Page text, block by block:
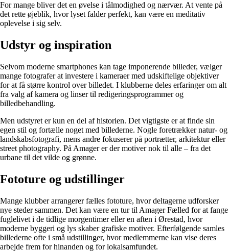
For mange bliver det en øvelse i tålmodighed og nærvær. At vente på
det rette øjeblik, hvor lyset falder perfekt, kan være en meditativ
oplevelse i sig selv.
Udstyr og inspiration
Selvom moderne smartphones kan tage imponerende billeder, vælger
mange fotografer at investere i kameraer med udskiftelige objektiver
for at få større kontrol over billedet. I klubberne deles erfaringer om alt
fra valg af kamera og linser til redigeringsprogrammer og
billedbehandling.
Men udstyret er kun en del af historien. Det vigtigste er at finde sin
egen stil og fortælle noget med billederne. Nogle foretrækker natur- og
landskabsfotografi, mens andre fokuserer på portrætter, arkitektur eller
street photography. På Amager er der motiver nok til alle – fra det
urbane til det vilde og grønne.
Fototure og udstillinger
Mange klubber arrangerer fælles fototure, hvor deltagerne udforsker
nye steder sammen. Det kan være en tur til Amager Fælled for at fange
fuglelivet i de tidlige morgentimer eller en aften i Ørestad, hvor
moderne byggeri og lys skaber grafiske motiver. Efterfølgende samles
billederne ofte i små udstillinger, hvor medlemmerne kan vise deres
arbejde frem for hinanden og for lokalsamfundet.